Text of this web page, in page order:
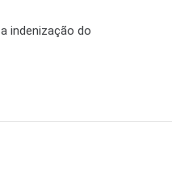
indenização do